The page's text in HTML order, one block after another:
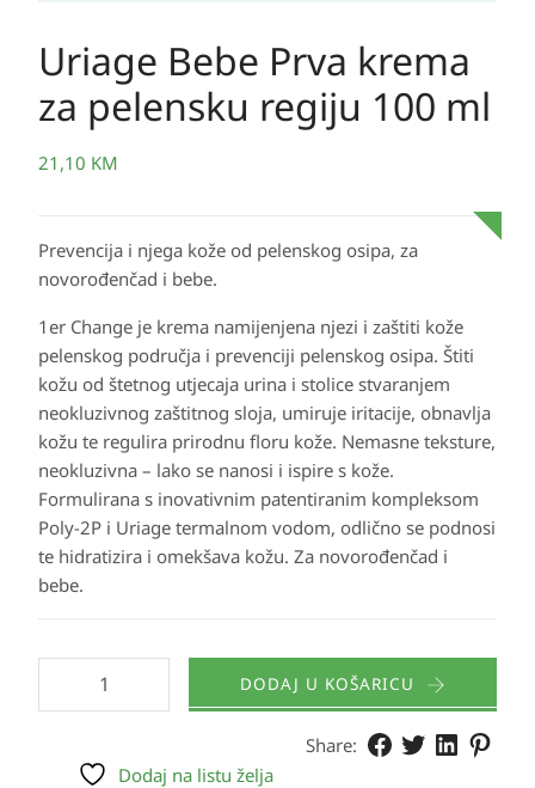
Uriage Bebe Prva krema
za pelensku regiju 100 ml
21,10 KM
Prevencija i njega kože od pelenskog osipa, za
novorođenčad i bebe.
1er Change je krema namijenjena njezi i zaštiti kože
pelenskog područja i prevenciji pelenskog osipa. Štiti
kožu od štetnog utjecaja urina i stolice stvaranjem
neokluzivnog zaštitnog sloja, umiruje iritacije, obnavlja
kožu te regulira prirodnu floru kože. Nemasne teksture,
neokluzivna – lako se nanosi i ispire s kože.
Formulirana s inovativnim patentiranim kompleksom
Poly-2P i Uriage termalnom vodom, odlično se podnosi
te hidratizira i omekšava kožu. Za novorođenčad i
bebe.
DODAJ U KOŠARICU
Share:
Dodaj na listu želja